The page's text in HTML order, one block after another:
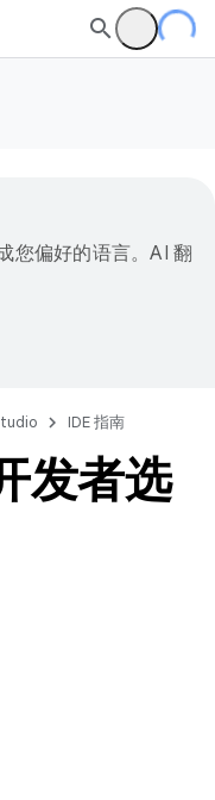
您偏好的语言。AI 翻
IDE 指南
发者选